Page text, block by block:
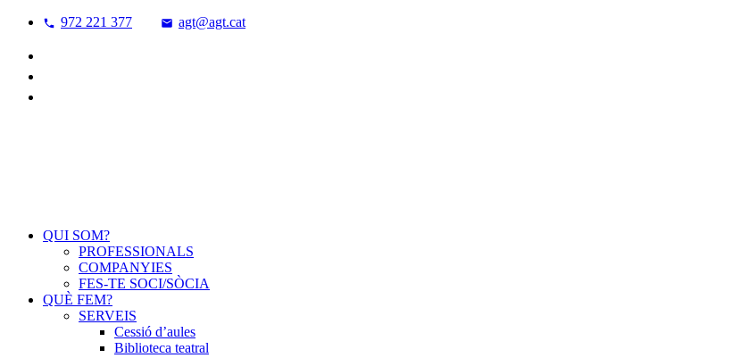
972 221 377 agt@agt.cat
QUI SOM?
PROFESSIONALS
COMPANYIES
FES-TE SOCI/SÒCIA
QUÈ FEM?
SERVEIS
Cessió d’aules
Biblioteca teatral